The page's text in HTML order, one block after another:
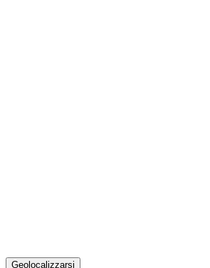
Geolocalizzarsi